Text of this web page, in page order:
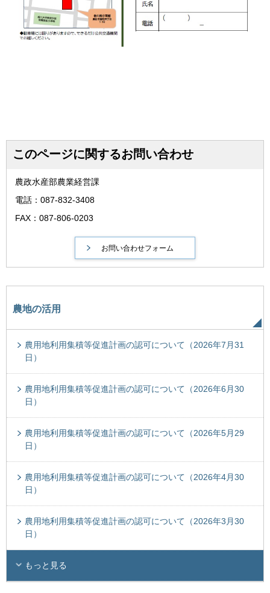
このページに関するお問い合わせ
農政水産部農業経営課
電話：087-832-3408
FAX：087-806-0203
農地の活用
農用地利用集積等促進計画の認可について（2026年7月31
日）
農用地利用集積等促進計画の認可について（2026年6月30
日）
農用地利用集積等促進計画の認可について（2026年5月29
日）
農用地利用集積等促進計画の認可について（2026年4月30
日）
農用地利用集積等促進計画の認可について（2026年3月30
日）
もっと見る